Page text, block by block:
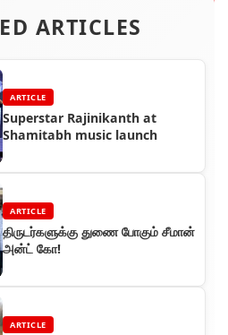
ARTICLES
ARTICLE
Superstar Rajinikanth at
Shamitabh music launch
ARTICLE
திருடர்களுக்கு துணை போகும் சீமான்
அன்ட் கோ!
ARTICLE